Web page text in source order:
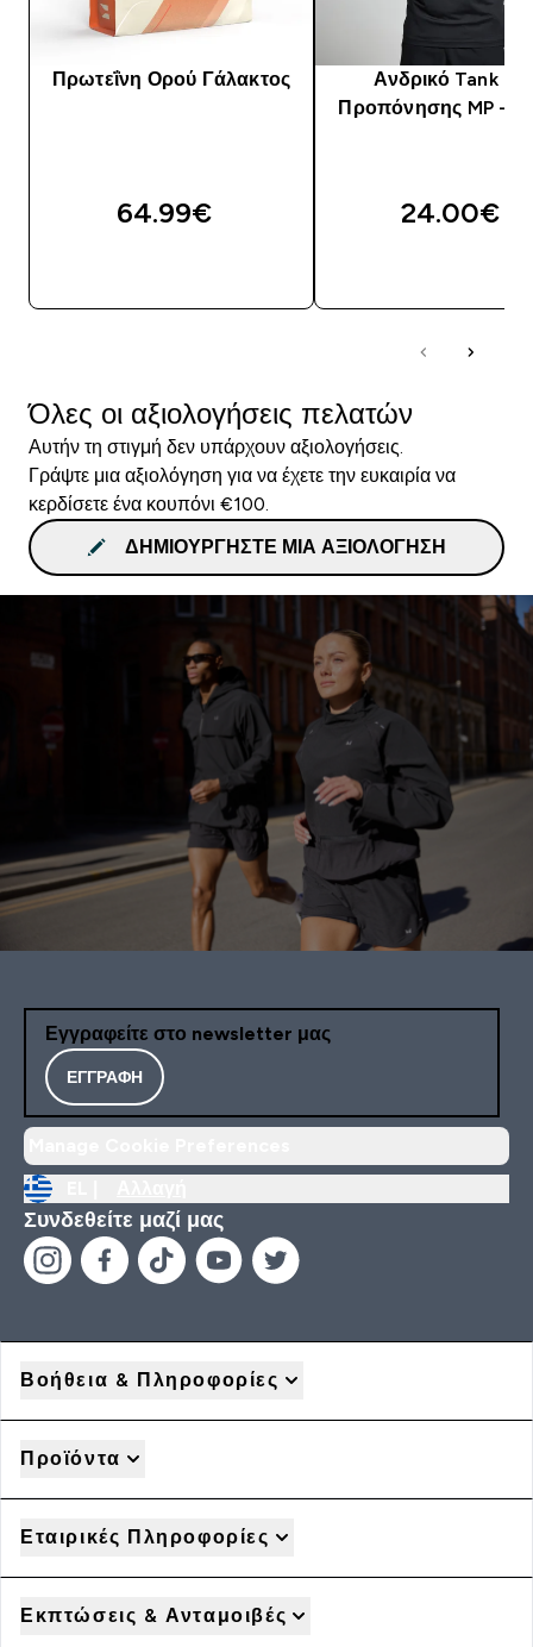
Πρωτεΐνη Ορού Γάλακτος
64.99€‎
Ανδρικό Tank
Προπόνησης MP -
24.00€‎
Όλες οι αξιολογήσεις πελατών
Αυτήν τη στιγμή δεν υπάρχουν αξιολογήσεις.
Γράψτε μια αξιολόγηση για να έχετε την ευκαιρία να
κερδίσετε ένα κουπόνι €100.
ΔΗΜΙΟΥΡΓΉΣΤΕ ΜΙΑ ΑΞΙΟΛΌΓΗΣΗ
Εγγραφείτε στο newsletter μας
ΕΓΓΡΑΦΉ
Συνδεθείτε μαζί μας
Βοήθεια & Πληροφορίες
Προϊόντα
Εταιρικές Πληροφορίες
Εκπτώσεις & Ανταμοιβές